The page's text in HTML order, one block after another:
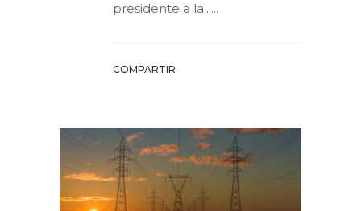
presidente a la......
COMPARTIR